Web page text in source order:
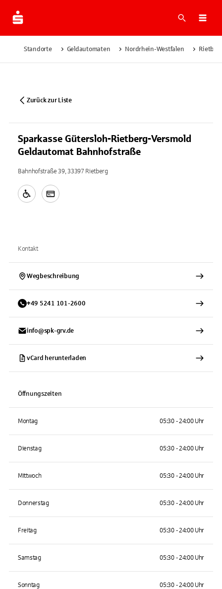
Suche
Standorte Geldautomaten Nordrhein-Westfalen
Zurück zur Liste
Sparkasse Gütersloh-Rietberg-Versmold
Geldautomat Bahnhofstraße
Bahnhofstraße 39, 33397 Rietberg
Kontakt
Wegbeschreibung
+49 5241 101-2600
info@spk-grv.de
vCard herunterladen
Öffnungszeiten
Montag 05:30 - 24:00 Uhr
Dienstag 05:30 - 24:00 Uhr
Mittwoch 05:30 - 24:00 Uhr
Donnerstag 05:30 - 24:00 Uhr
Freitag 05:30 - 24:00 Uhr
Samstag 05:30 - 24:00 Uhr
Sonntag 05:30 - 24:00 Uhr